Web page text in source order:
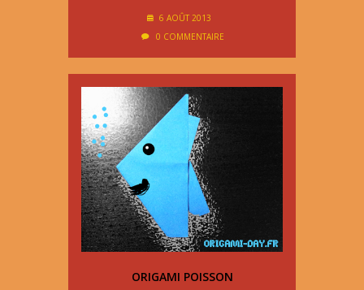
6 AOÛT 2013
0 COMMENTAIRE
ORIGAMI POISSON